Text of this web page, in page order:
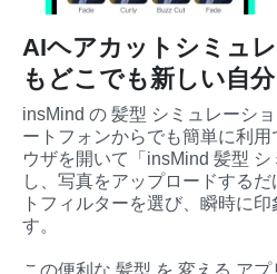
AIヘアカットシミュ
もどこでも新しい自
insMind の 髪型 シミュレーシ
ートフォンからでも簡単に利
ウザを開いて「insMind 髪型
し、写真をアップロードする
トフィルターを選び、瞬時に
す。